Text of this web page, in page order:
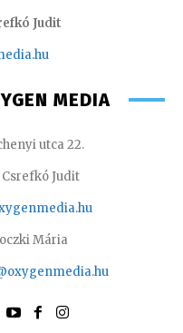
Judit
MEDIA
utca 22.
Csrefkó Judit
Mária